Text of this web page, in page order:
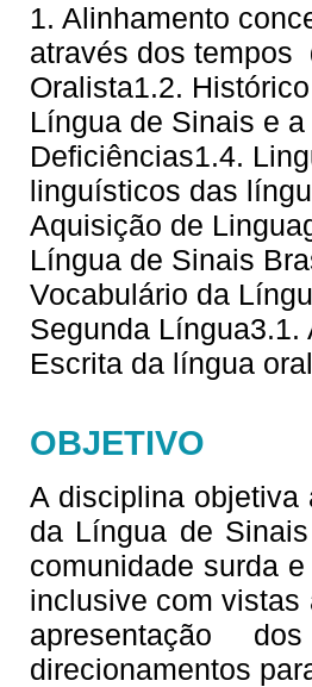
1. Alinhamento
através dos tempos
Oralista1.2.
Língua de Sinais e
Deficiências1.4.
linguísticos das
Aquisição de
Língua de Sinais
Vocabulário da
Segunda
Escrita da língua
OBJETIVO
A disciplina objetiva
da Língua de
comunidade surda
inclusive com vistas
apresentação
direcionamentos